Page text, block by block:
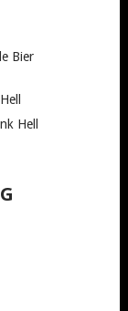
Bier
Hell